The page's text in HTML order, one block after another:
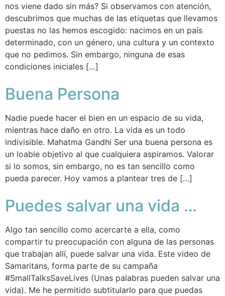
nos viene dado sin más? Si observamos con atención,
descubrimos que muchas de las etiquetas que llevamos
puestas no las hemos escogido: nacimos en un país
determinado, con un género, una cultura y un contexto
que no pedimos. Sin embargo, ninguna de esas
condiciones iniciales […]
Buena Persona
Nadie puede hacer el bien en un espacio de su vida,
mientras hace daño en otro. La vida es un todo
indivisible. Mahatma Gandhi Ser una buena persona es
un loable objetivo al que cualquiera aspiramos. Valorar
si lo somos, sin embargo, no es tan sencillo como
pueda parecer. Hoy vamos a plantear tres de […]
Puedes salvar una vida …
Algo tan sencillo como acercarte a ella, como
compartir tu preocupación con alguna de las personas
que trabajan allí, puede salvar una vida. Este video de
Samaritans, forma parte de su campaña
#SmallTalksSaveLives (Unas palabras pueden salvar una
vida). Me he permitido subtitularlo para que puedas